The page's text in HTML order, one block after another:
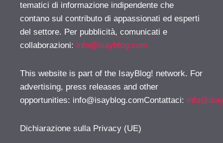
tematici di informazione indipendente che
contano sul contributo di appassionati ed esperti
del settore. Per pubblicità, comunicati e
collaborazioni: info@isayblog.com
This website is part of the IsayBlog! network. For
advertising, press releases and other
opportunities: info@isayblog.comContattaci:
Dichiarazione sulla Privacy (UE)